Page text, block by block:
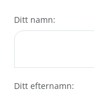
Ditt namn:
Ditt efternamn: